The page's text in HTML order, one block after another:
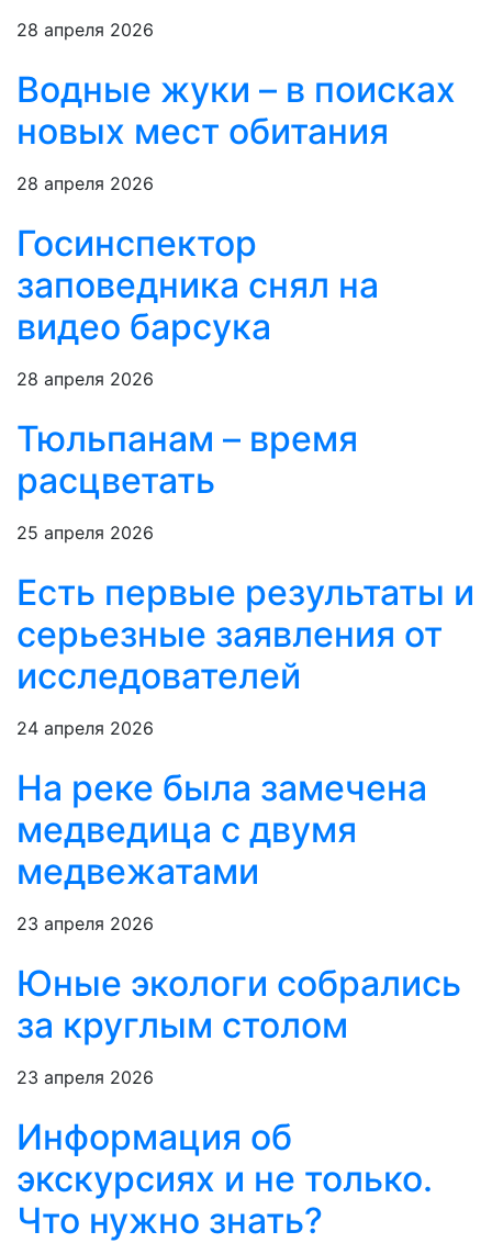
28 апреля 2026
Водные жуки – в поисках
новых мест обитания
28 апреля 2026
Госинспектор
заповедника снял на
видео барсука
28 апреля 2026
Тюльпанам – время
расцветать
25 апреля 2026
Есть первые результаты и
серьезные заявления от
исследователей
24 апреля 2026
На реке была замечена
медведица с двумя
медвежатами
23 апреля 2026
Юные экологи собрались
за круглым столом
23 апреля 2026
Информация об
экскурсиях и не только.
Что нужно знать?